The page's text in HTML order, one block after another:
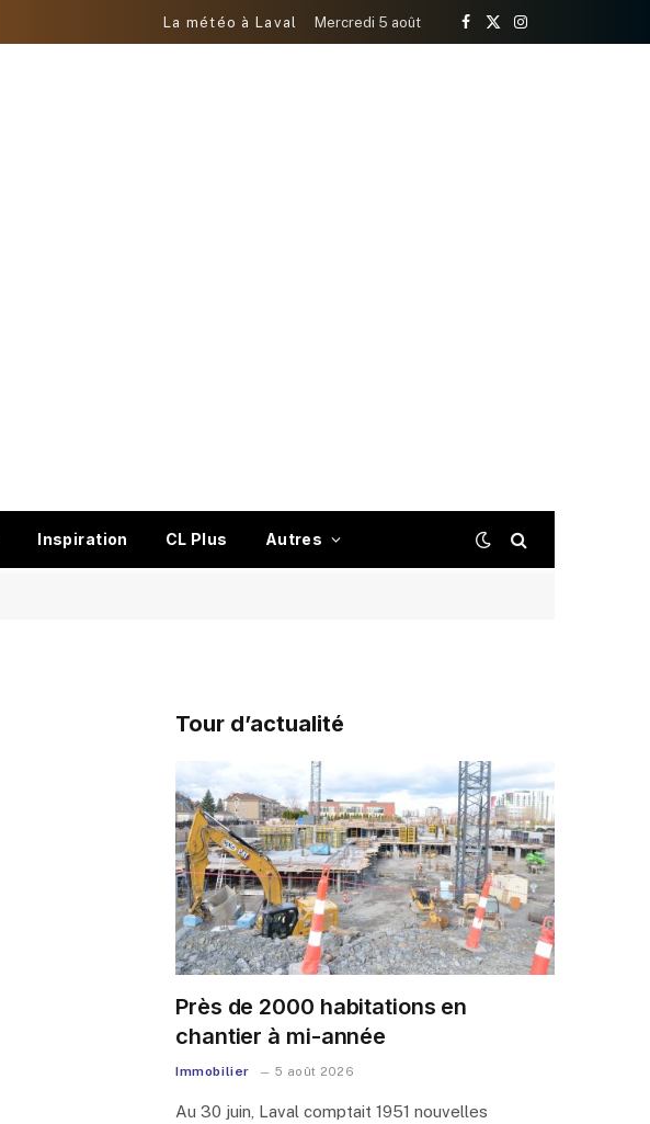
La météo à Laval Mercredi 5 août
Facebook
X
Instagram
Inspiration CL Plus Autres
Tour d’actualité
Près de 2000 habitations en
chantier à mi-année
Immobilier 5 août 2026
Au 30 juin, Laval comptait 1951 nouvelles